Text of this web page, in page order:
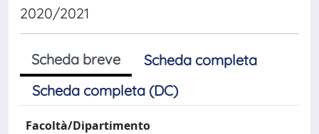
2020/2021
Scheda breve
Scheda completa
Scheda completa (DC)
Facoltà/Dipartimento